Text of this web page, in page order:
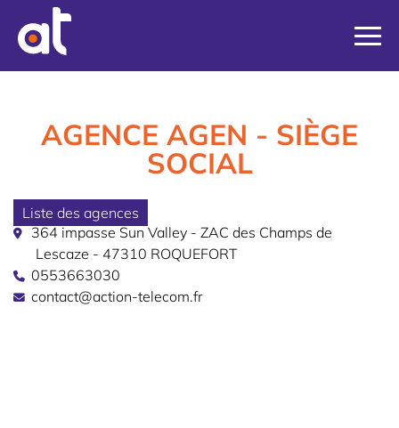
AGENCE AGEN - SIÈGE
SOCIAL
Liste des agences
364 impasse Sun Valley - ZAC des Champs de
Lescaze - 47310 ROQUEFORT
0553663030
contact@action-telecom.fr